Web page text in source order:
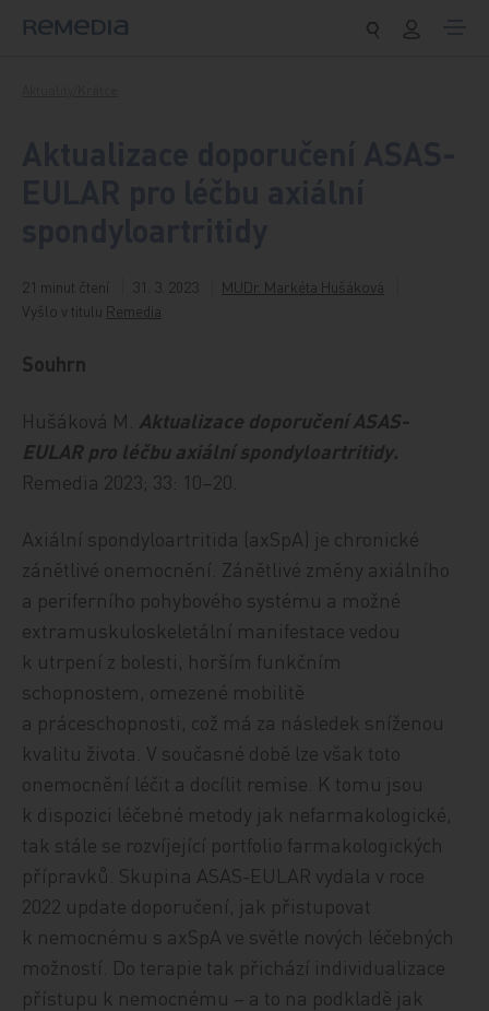
21 minut čtení 31. 3. 2023
MUDr. Markéta Hušáková
Vyšlo v titulu Remedia
Souhrn
Hušáková M. Aktualizace doporučení ASAS-
EULAR pro léčbu axiální spondyloartritidy.
Remedia 2023; 33: 10–20.
Axiální spondyloartritida (axSpA) je chronické
zánětlivé onemocnění. Zánětlivé změny axiálního
a periferního pohybového systému a možné
extramuskuloskeletální manifestace vedou
k utrpení z bolesti, horším funkčním
schopnostem, omezené mobilitě
a práceschopnosti, což má za následek sníženou
kvalitu života. V současné době lze však toto
onemocnění léčit a docílit remise. K tomu jsou
k dispozici léčebné metody jak nefarmakologické,
tak stále se rozvíjející portfolio farmakologických
přípravků. Skupina ASAS-EULAR vydala v roce
2022 update doporučení, jak přistupovat
k nemocnému s axSpA ve světle nových léčebných
možností. Do terapie tak přichází individualizace
přístupu k nemocnému – a to na podkladě jak